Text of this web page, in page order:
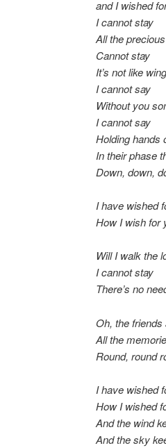
and I wished
I cannot stay
All the
Cannot stay
It’s not like
I cannot say
Without you
I cannot say
Holding hands
In their phase
Down, down,
I have wished
How I wish for
Will I walk the
I cannot stay
There’s no
Oh, the
All the
Round, round
I have wished
How I wished
And the wind
And the sky